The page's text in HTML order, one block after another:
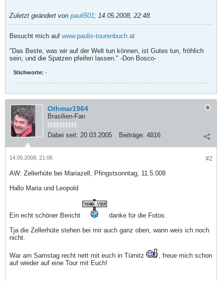
Zuletzt geändert von pauli501; 14.05.2008, 22:48.
Besucht mich auf www.paulis-tourenbuch.at
"Das Beste, was wir auf der Welt tun können, ist Gutes tun, fröhlich
sein, und die Spatzen pfeifen lassen." -Don Bosco-
Stichworte: -
Othmar1964
Brasilien-Fan
Dabei seit: 20.03.2005 Beiträge: 4816
#2
14.05.2008, 21:06
AW: Zellerhüte bei Mariazell, Pfingstsonntag, 11.5.008
Hallo Maria und Leopold
Ein echt schöner Bericht
danke für die Fotos.
Tja die Zellerhüte stehen bei mir auch ganz oben, wann weis ich noch
nicht.
War am Samstag recht nett mit euch in Türnitz
, freue mich schon
auf wieder auf eine Tour mit Euch!